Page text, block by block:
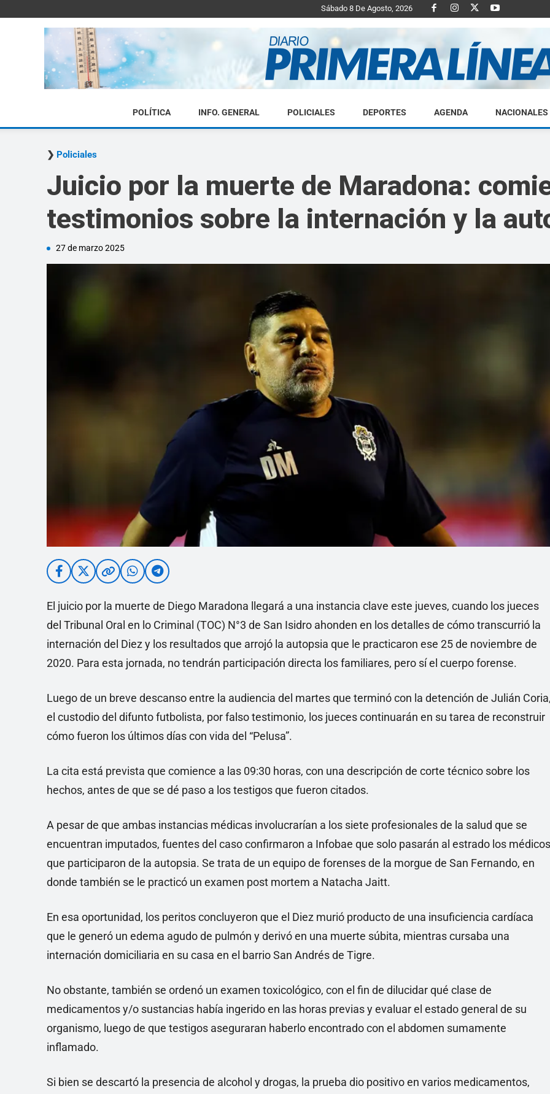
Sábado 8 De Agosto, 2026
Diario
Primera
POLÍTICA INFO. GENERAL POLICIALES DEPORTES AGENDA NACIONALES
Policiales
Juicio por la muerte de Maradona:
testimonios sobre la internación y la
27 de marzo 2025
El juicio por la muerte de Diego Maradona llegará a una instancia clave este jueves, cuando los jueces
del Tribunal Oral en lo Criminal (TOC) N°3 de San Isidro ahonden en los detalles de cómo transcurrió la
internación del Diez y los resultados que arrojó la autopsia que le practicaron ese 25 de noviembre de
2020. Para esta jornada, no tendrán participación directa los familiares, pero sí el cuerpo forense.
Luego de un breve descanso entre la audiencia del martes que terminó con la detención de Julián
el custodio del difunto futbolista, por falso testimonio, los jueces continuarán en su tarea de reconstruir
cómo fueron los últimos días con vida del “Pelusa”.
La cita está prevista que comience a las 09:30 horas, con una descripción de corte técnico sobre los
hechos, antes de que se dé paso a los testigos que fueron citados.
A pesar de que ambas instancias médicas involucrarían a los siete profesionales de la salud que se
encuentran imputados, fuentes del caso confirmaron a Infobae que solo pasarán al estrado los médicos
que participaron de la autopsia. Se trata de un equipo de forenses de la morgue de San Fernando, en
donde también se le practicó un examen post mortem a Natacha Jaitt.
En esa oportunidad, los peritos concluyeron que el Diez murió producto de una insuficiencia cardíaca
que le generó un edema agudo de pulmón y derivó en una muerte súbita, mientras cursaba una
internación domiciliaria en su casa en el barrio San Andrés de Tigre.
No obstante, también se ordenó un examen toxicológico, con el fin de dilucidar qué clase de
medicamentos y/o sustancias había ingerido en las horas previas y evaluar el estado general de su
organismo, luego de que testigos aseguraran haberlo encontrado con el abdomen sumamente
inflamado.
Si bien se descartó la presencia de alcohol y drogas, la prueba dio positivo en varios medicamentos,